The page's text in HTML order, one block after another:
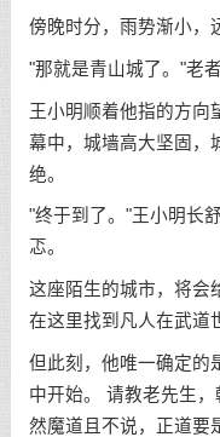
傍晚时分，雨势渐小，
"那就是青山城了。"老
王小明顺着他指的方向
幕中，城墙高大坚固，
绝。
"终于到了。"王小明长
忑。
这座陌生的城市，将会
在这里找到凡人在武道
但此刻，他唯一确定的
中开始。 请教老先生
然魔道且不说，正道要